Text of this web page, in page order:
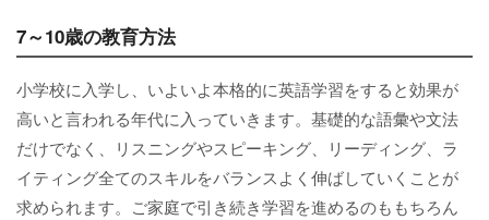
7～10歳の教育方法
小学校に入学し、いよいよ本格的に英語学習をすると効果が
高いと言われる年代に入っていきます。基礎的な語彙や文法
だけでなく、リスニングやスピーキング、リーディング、ラ
イティング全てのスキルをバランスよく伸ばしていくことが
求められます。ご家庭で引き続き学習を進めるのももちろん